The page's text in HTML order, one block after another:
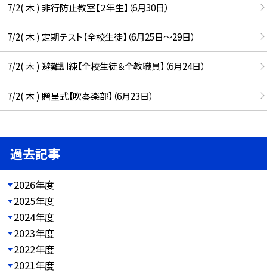
7/2( 木 ) 非行防止教室【２年生】（6月30日）
7/2( 木 ) 定期テスト【全校生徒】（6月25日〜29日）
7/2( 木 ) 避難訓練【全校生徒＆全教職員】（6月24日）
7/2( 木 ) 贈呈式【吹奏楽部】（6月23日）
過去記事
2026年度
2025年度
2024年度
2023年度
2022年度
2021年度